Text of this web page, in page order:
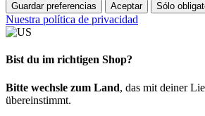
Guardar preferencias Aceptar Sólo
Nuestra política de privacidad
Bist du im richtigen Shop?
Bitte wechsle zum Land, das mit deiner
übereinstimmt.